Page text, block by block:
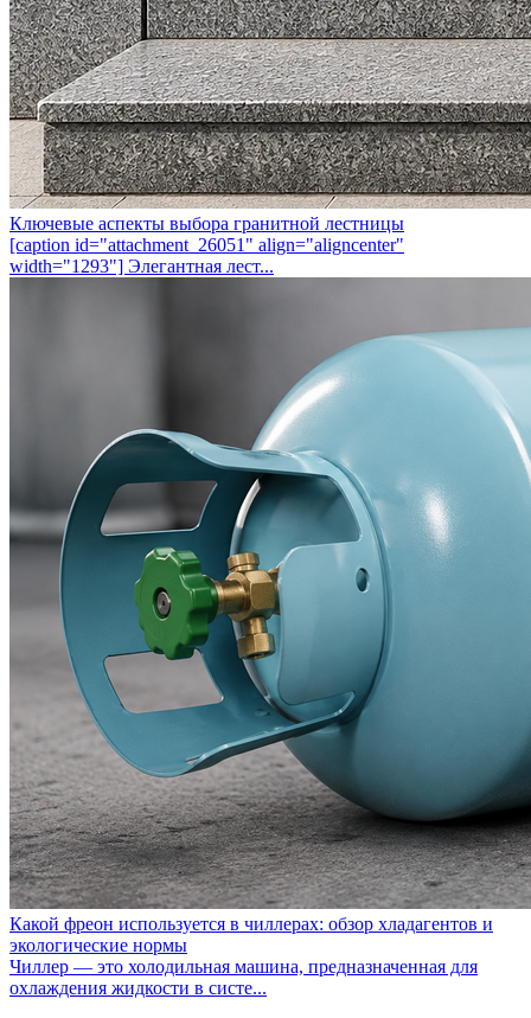
Ключевые аспекты выбора гранитной лестницы
[caption id="attachment_26051" align="aligncenter"
width="1293"] Элегантная лест...
Какой фреон используется в чиллерах: обзор хладагентов и
экологические нормы
Чиллер — это холодильная машина, предназначенная для
охлаждения жидкости в систе...